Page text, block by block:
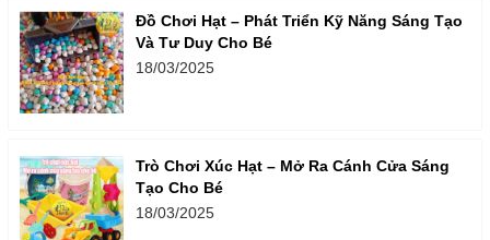
Đồ Chơi Hạt – Phát Triển Kỹ Năng Sáng Tạo
Và Tư Duy Cho Bé
18/03/2025
Trò Chơi Xúc Hạt – Mở Ra Cánh Cửa Sáng
Tạo Cho Bé
18/03/2025